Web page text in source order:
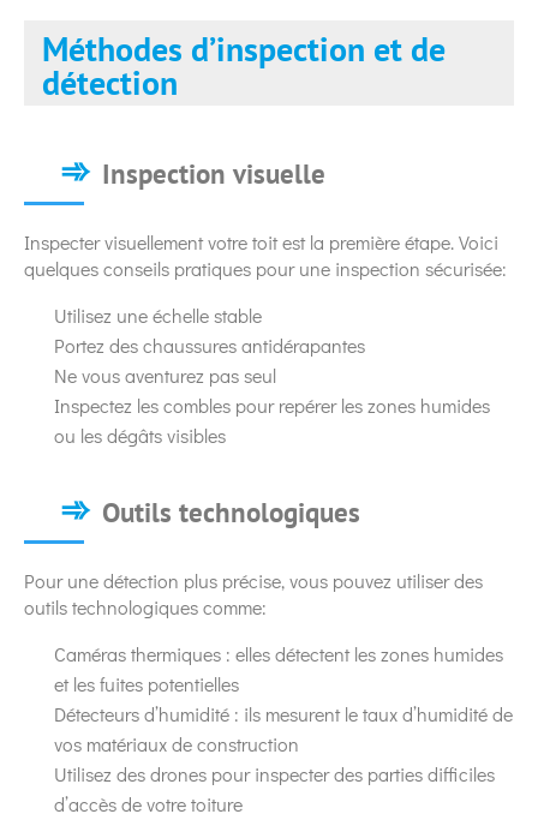
Méthodes d’inspection et de
détection
Inspection visuelle
Inspecter visuellement votre toit est la première étape. Voici
quelques conseils pratiques pour une inspection sécurisée:
Utilisez une échelle stable
Portez des chaussures antidérapantes
Ne vous aventurez pas seul
Inspectez les combles pour repérer les zones humides
ou les dégâts visibles
Outils technologiques
Pour une détection plus précise, vous pouvez utiliser des
outils technologiques comme:
Caméras thermiques : elles détectent les zones humides
et les fuites potentielles
Détecteurs d’humidité : ils mesurent le taux d’humidité de
vos matériaux de construction
Utilisez des drones pour inspecter des parties difficiles
d’accès de votre toiture